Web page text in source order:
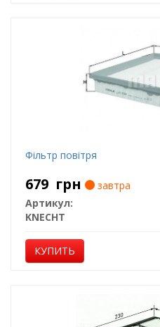
Фільтр повітря
679 грн
завтра
Артикул:
KNECHT
КУПИТЬ